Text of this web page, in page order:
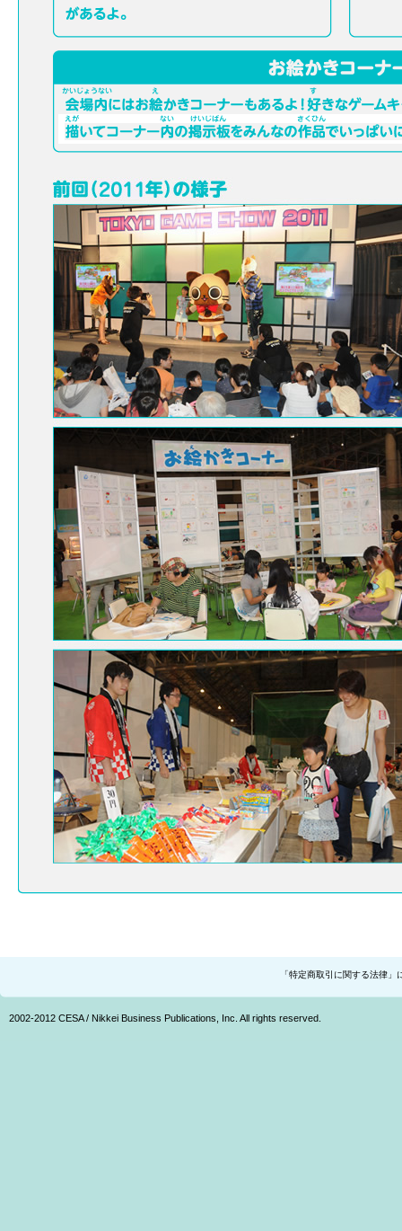
「特定商取引に関する法律」
2002-2012 CESA / Nikkei Business Publications, Inc. All rights reserved.